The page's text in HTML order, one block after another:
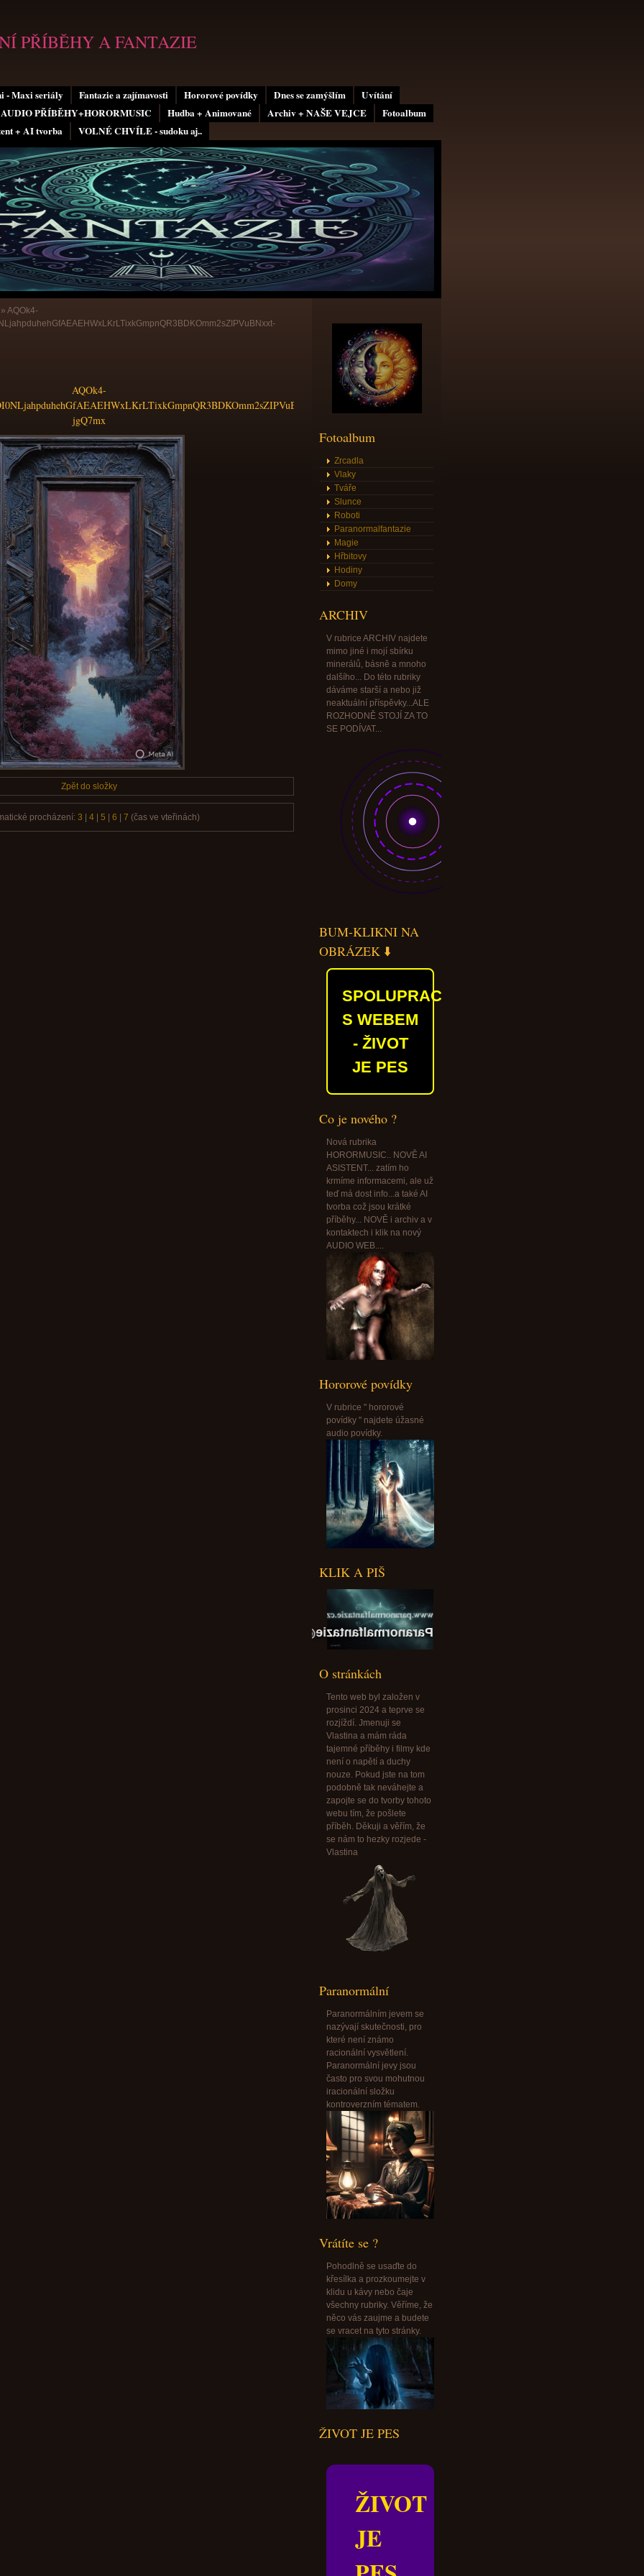
- Maxi seriály Fantazie a zajímavosti Hororové povídky Dnes se zamýšlím
Uvítání
AUDIO PŘÍBĚHY+HORORMUSIC
Hudba + Animované Archiv + NAŠE VEJCE
Fotoalbum
+ AI tvorba
VOLNÉ CHVÍLE - sudoku aj..
PŘÍBĚHY A FANTAZIE
AQOk4-
AQOk4-
jgQ7mx
Zpět do složky
procházení: 3 4| 5 6 7 (čas ve vteřinách)
Fotoalbum
Zrcadla
Vlaky
Tváře
Slunce
Roboti
Paranormalfantazie
Magie
Hřbitovy
Hodiny
Domy
ARCHIV
V rubrice ARCHIV najdete
mimo jiné i mojí sbírku
minerálů, básně a mnoho
dalšího... Do této rubriky
dáváme starší a nebo již
neaktuální příspěvky...ALE
ROZHODNĚ STOJÍ ZA TO
SE PODÍVAT...
BUM-KLIKNI NA
OBRÁZEK ⬇️
SPOLUPRACUJEME
S WEBEM
- ŽIVOT
JE PES
Co je nového ?
Nová rubrika
HORORMUSIC.. NOVĚ AI
ASISTENT... zatím ho
krmíme informacemi, ale už
teď má dost info...a také AI
tvorba což jsou krátké
příběhy... NOVĚ i archiv a v
kontaktech i klik na nový
AUDIO WEB....
Hororové povídky
V rubrice " hororové
povídky " najdete úžasné
audio povídky.
KLIK A PIŠ
Paranormalfantazie@paranormalfantazie.cz
O stránkách
Tento web byl založen v
prosinci 2024 a teprve se
rozjíždí. Jmenuji se
Vlastina a mám ráda
tajemné příběhy i filmy kde
není o napětí a duchy
nouze. Pokud jste na tom
podobně tak neváhejte a
zapojte se do tvorby tohoto
webu tím, že pošlete
příběh. Děkuji a věřím, že
se nám to hezky rozjede -
Vlastina
Paranormální
Paranormálním jevem se
nazývají skutečnosti, pro
které není známo
racionální vysvětlení.
Paranormální jevy jsou
často pro svou mohutnou
iracionální složku
kontroverzním tématem.
Vrátíte se ?
Pohodlně se usaďte do
křesílka a prozkoumejte v
klidu u kávy nebo čaje
všechny rubriky. Věříme, že
něco vás zaujme a budete
se vracet na tyto stránky.
ŽIVOT JE PES
ŽIVOT
JE